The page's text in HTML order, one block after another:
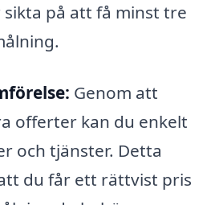
på att få minst tre
Genom att
offerter kan du enkelt
och tjänster. Detta
du får ett rättvist pris